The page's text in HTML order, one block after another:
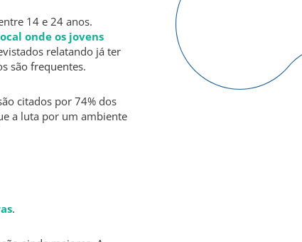
14 e 24 anos.
onde os jovens
relatando já ter
são frequentes.
citados por 74% dos
a luta por um ambiente
.